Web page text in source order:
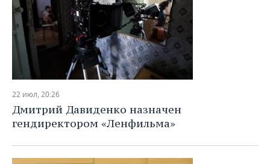
22 июл, 20:26
Дмитрий Давиденко назначен
гендиректором «Ленфильма»